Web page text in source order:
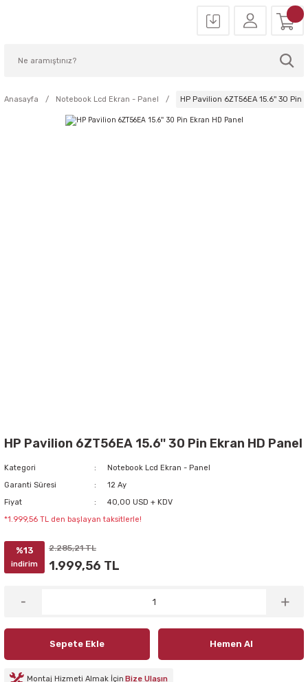
Anasayfa Notebook Lcd Ekran - Panel HP Pavilion 6ZT56EA 15.6'' 30 Pin
HP Pavilion 6ZT56EA 15.6'' 30 Pin Ekran HD Panel
Kategori
Notebook Lcd Ekran - Panel
Garanti Süresi
12 Ay
Fiyat
40,00 USD + KDV
*1.999,56 TL den başlayan taksitlerle!
%13
indirim
2.285,21 TL
1.999,56 TL
Sepete Ekle Hemen Al
Montaj Hizmeti Almak İçin Bize Ulaşın